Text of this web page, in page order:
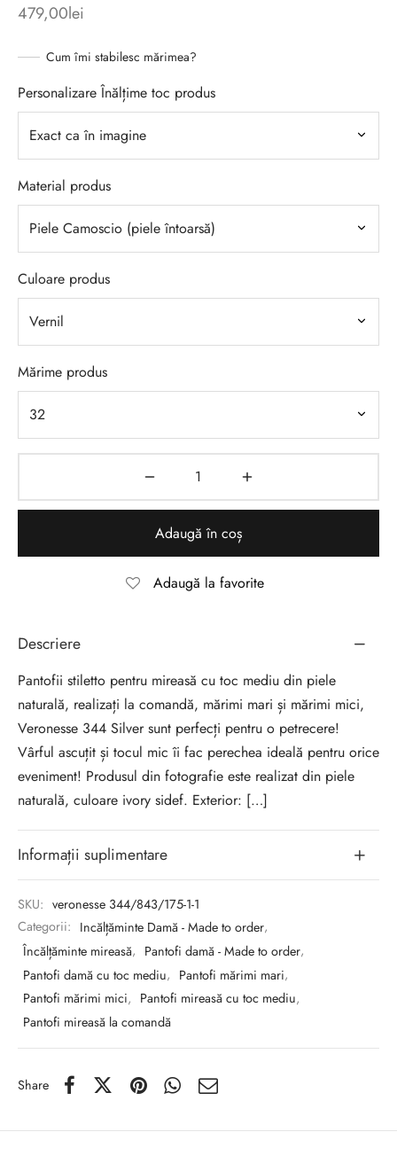
479,00lei
Cum îmi stabilesc mărimea?
Personalizare Înălțime toc produs
Material produs
Culoare produs
Mărime produs
Adaugă în coș
Adaugă la favorite
Descriere
Pantofii stiletto pentru mireasă cu toc mediu din piele
naturală, realizați la comandă, mărimi mari și mărimi mici,
Veronesse 344 Silver sunt perfecți pentru o petrecere!
Vârful ascuțit și tocul mic îi fac perechea ideală pentru orice
eveniment! Produsul din fotografie este realizat din piele
naturală, culoare ivory sidef. Exterior: […]
Informații suplimentare
SKU: veronesse 344/843/175-1-1
Categorii: Incălțăminte Damă - Made to order,
Încălțăminte mireasă, Pantofi damă - Made to order,
Pantofi damă cu toc mediu, Pantofi mărimi mari,
Pantofi mărimi mici, Pantofi mireasă cu toc mediu,
Pantofi mireasă la comandă
Share